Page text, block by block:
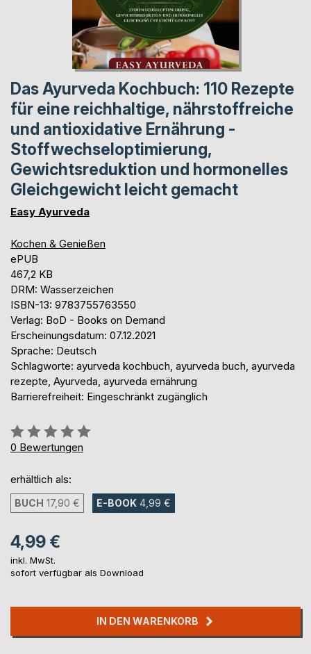
Das Ayurveda Kochbuch: 110 Rezepte
für eine reichhaltige, nährstoffreiche
und antioxidative Ernährung -
Stoffwechseloptimierung,
Gewichtsreduktion und hormonelles
Gleichgewicht leicht gemacht
Easy Ayurveda
Kochen & Genießen
ePUB
467,2 KB
DRM: Wasserzeichen
ISBN-13: 9783755763550
Verlag: BoD - Books on Demand
Erscheinungsdatum: 07.12.2021
Sprache: Deutsch
Schlagworte: ayurveda kochbuch, ayurveda buch, ayurveda
rezepte, Ayurveda, ayurveda ernährung
Barrierefreiheit: Eingeschränkt zugänglich
Bewertung::
0%
0 Bewertungen
erhältlich als:
BUCH 17,90 € E-BOOK 4,99 €
4,99 €
inkl. MwSt.
sofort verfügbar als Download
IN DEN WARENKORB